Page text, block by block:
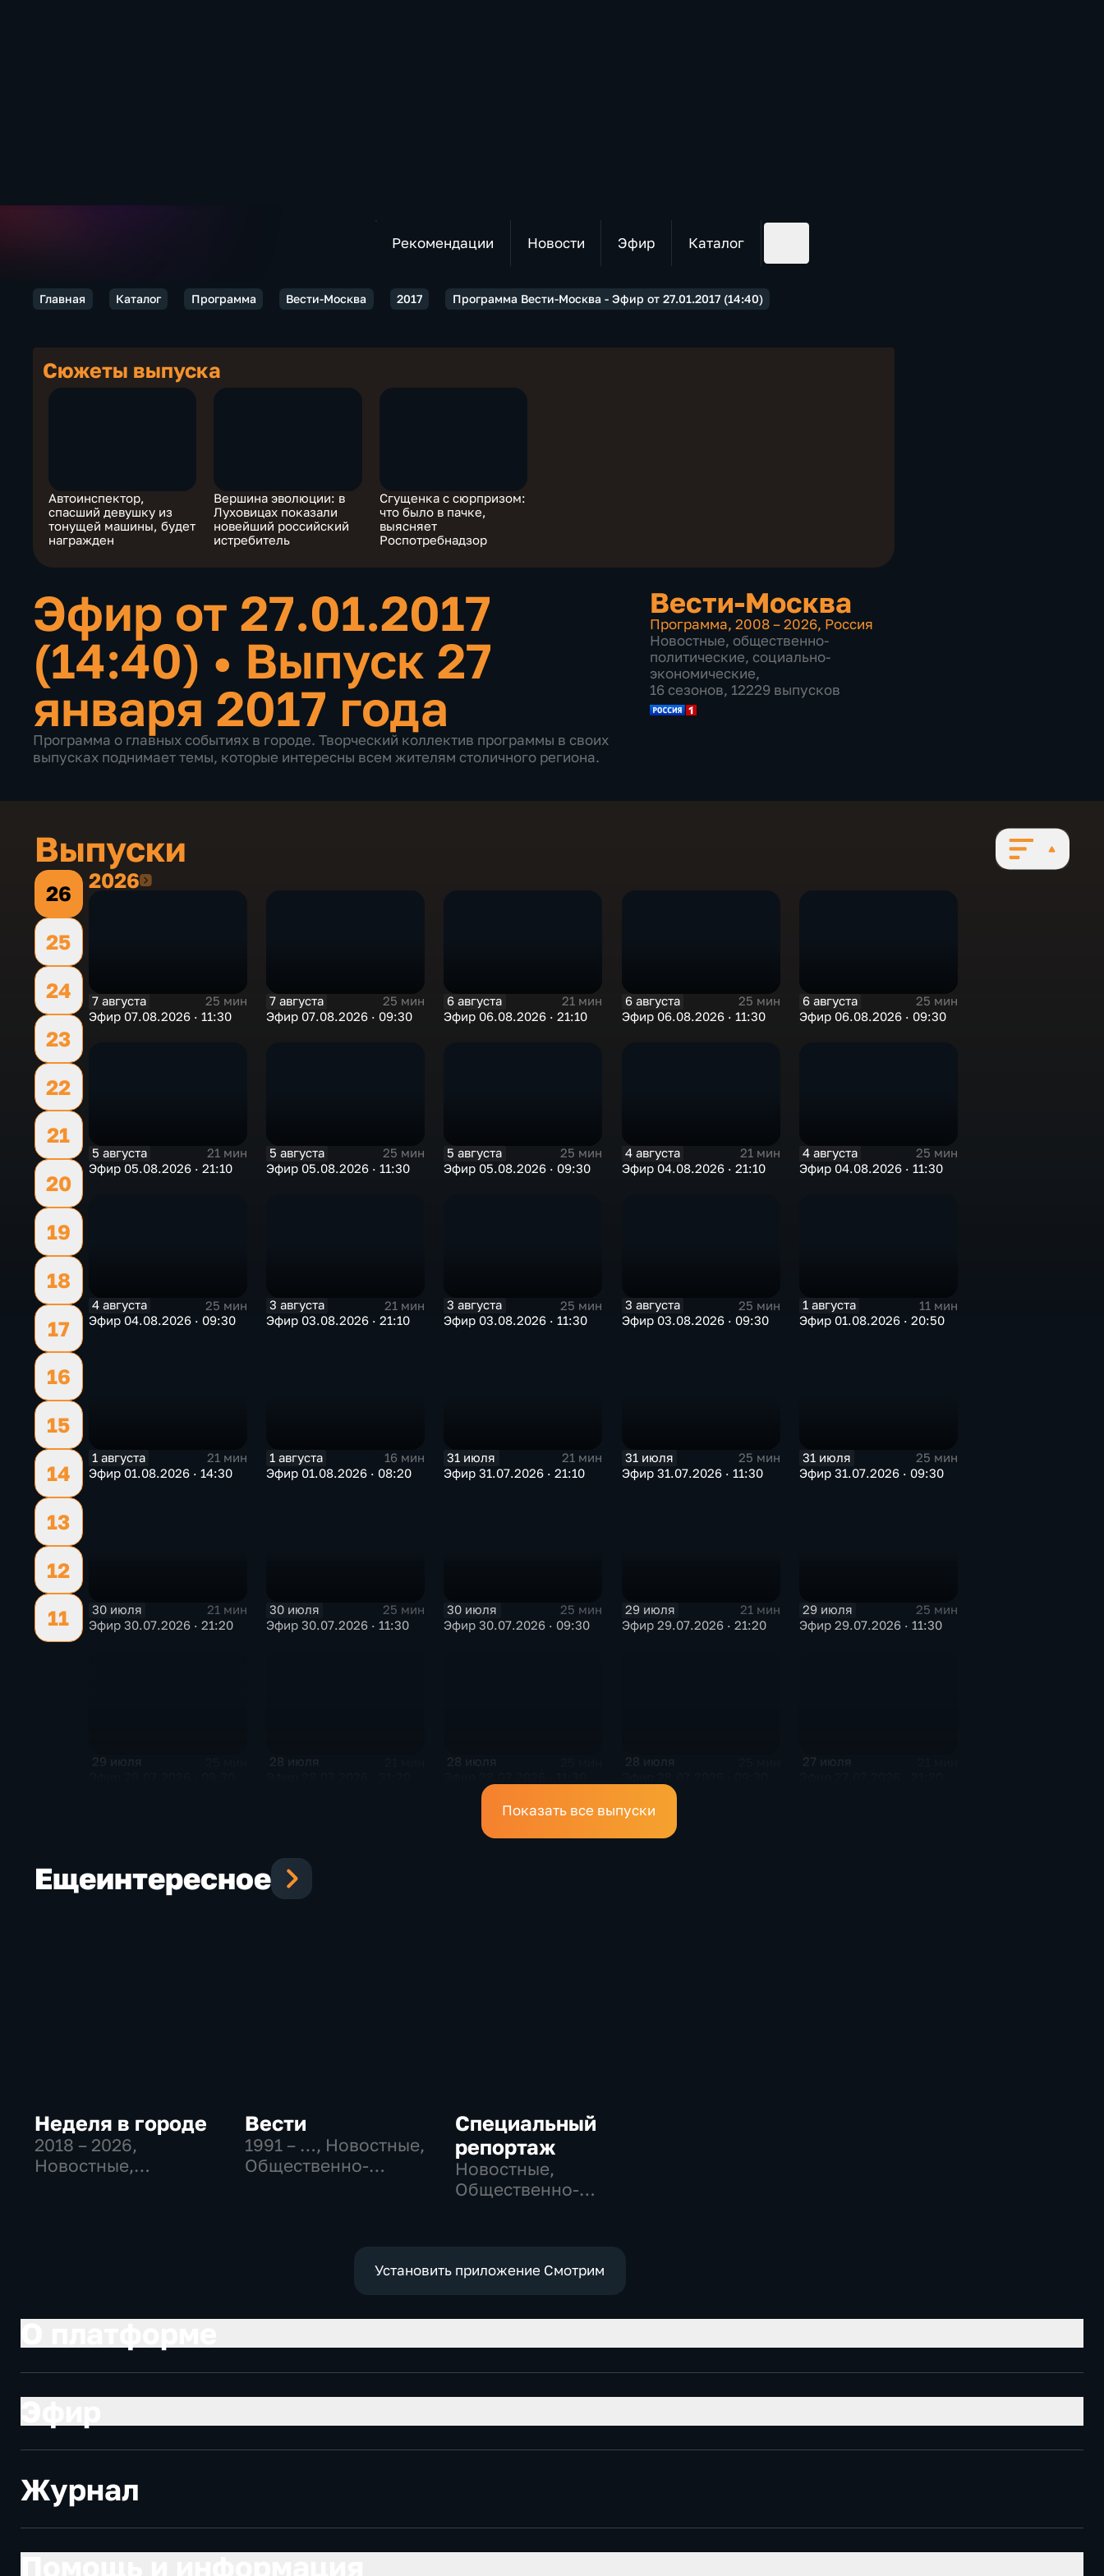
Рекомендации Новости Эфир Каталог
Главная Каталог Программа Вести-Москва 2017 Программа Вести-Москва - Эфир от 27.01.2017 (14:40)
Сюжеты выпуска
Автоинспектор,
спасший девушку из
тонущей машины, будет
награжден
Вершина эволюции: в
Луховицах показали
новейший российский
истребитель
Сгущенка с сюрпризом:
что было в пачке,
выясняет
Роспотребнадзор
Эфир от 27.01.2017
(14:40) • Выпуск 27
января 2017 года
Программа о главных событиях в городе. Творческий коллектив программы в своих
выпусках поднимает темы, которые интересны всем жителям столичного региона.
Вести-Москва
Программа, 2008 – 2026, Россия
Новостные, общественно-
политические, социально-
экономические,
16 сезонов, 12229 выпусков
Выпуски
26
25
24
23
22
21
20
19
18
17
16
15
14
13
12
11
20262026
7 августа
25 мин
Эфир 07.08.2026 · 11:30
7 августа
25 мин
Эфир 07.08.2026 · 09:30
6 августа
21 мин
Эфир 06.08.2026 · 21:10
6 августа
25 мин
Эфир 06.08.2026 · 11:30
6 августа
25 мин
Эфир 06.08.2026 · 09:30
5 августа
21 мин
Эфир 05.08.2026 · 21:10
5 августа
25 мин
Эфир 05.08.2026 · 11:30
5 августа
25 мин
Эфир 05.08.2026 · 09:30
4 августа
21 мин
Эфир 04.08.2026 · 21:10
4 августа
25 мин
Эфир 04.08.2026 · 11:30
4 августа
25 мин
Эфир 04.08.2026 · 09:30
3 августа
21 мин
Эфир 03.08.2026 · 21:10
3 августа
25 мин
Эфир 03.08.2026 · 11:30
3 августа
25 мин
Эфир 03.08.2026 · 09:30
1 августа
11 мин
Эфир 01.08.2026 · 20:50
1 августа
21 мин
Эфир 01.08.2026 · 14:30
1 августа
16 мин
Эфир 01.08.2026 · 08:20
31 июля
21 мин
Эфир 31.07.2026 · 21:10
31 июля
25 мин
Эфир 31.07.2026 · 11:30
31 июля
25 мин
Эфир 31.07.2026 · 09:30
30 июля
21 мин
Эфир 30.07.2026 · 21:20
30 июля
25 мин
Эфир 30.07.2026 · 11:30
30 июля
25 мин
Эфир 30.07.2026 · 09:30
29 июля
21 мин
Эфир 29.07.2026 · 21:20
29 июля
25 мин
Эфир 29.07.2026 · 11:30
29 июля 28 июля 28 июля 28 июля 27 июля
Показать все выпуски
Ещеинтересное
Неделя в городе
2018 – 2026,
Новостные,
Вести
1991 – …, Новостные,
Общественно-
Специальный
репортаж
Новостные,
Общественно-
Установить приложение Смотрим
Журнал